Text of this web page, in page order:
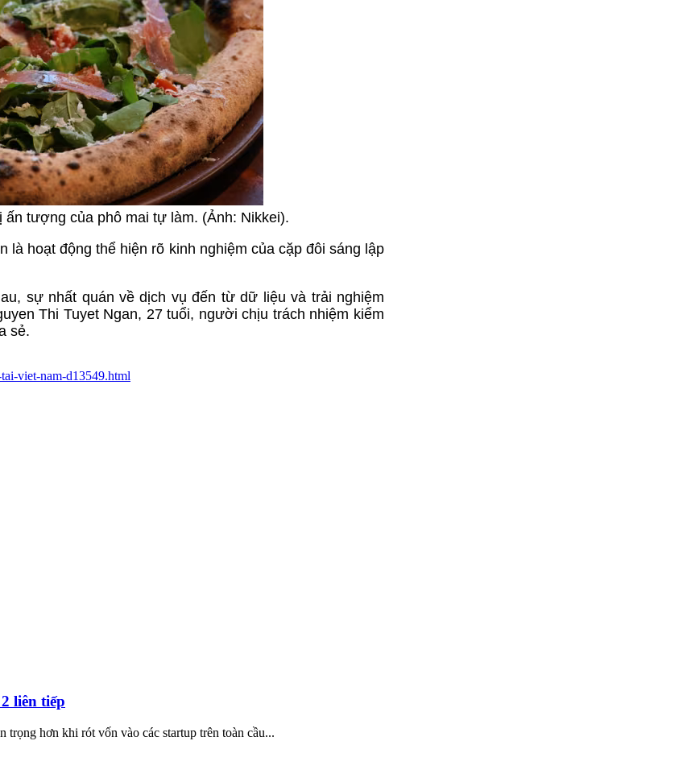
tượng của phô mai tự làm. (Ảnh: Nikkei).
hoạt động thể hiện rõ kinh nghiệm của cặp đôi sáng lập
sự nhất quán về dịch vụ đến từ dữ liệu và trải nghiệm
Thi Tuyet Ngan, 27 tuổi, người chịu trách nhiệm kiểm
sẻ.
viet-nam-d13549.html
liên tiếp
trọng hơn khi rót vốn vào các startup trên toàn cầu...